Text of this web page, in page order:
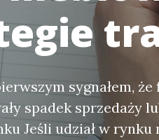
sygnałem,
spadek sprzedaży
Jeśli udział w